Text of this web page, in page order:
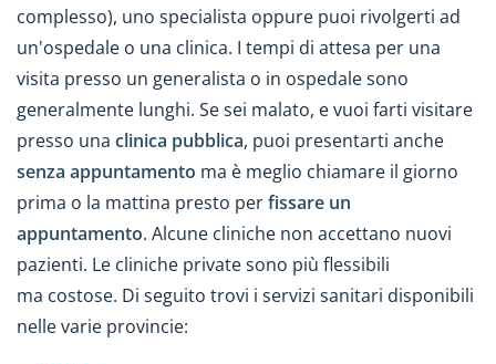
complesso), uno specialista oppure puoi rivolgerti ad
un'ospedale o una clinica. I tempi di attesa per una
visita presso un generalista o in ospedale sono
generalmente lunghi. Se sei malato, e vuoi farti visitare
presso una clinica pubblica, puoi presentarti anche
senza appuntamento ma è meglio chiamare il giorno
prima o la mattina presto perfissare un
appuntamento. Alcune cliniche non accettano nuovi
pazienti. Le cliniche private sono più flessibili
ma costose. Di seguito trovi i servizi sanitari disponibili
nelle varie provincie: